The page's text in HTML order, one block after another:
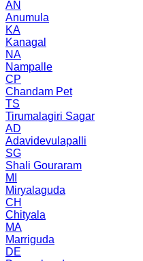
AN
Anumula
KA
Kanagal
NA
Nampalle
CP
Chandam Pet
TS
Tirumalagiri Sagar
AD
Adavidevulapalli
SG
Shali Gouraram
MI
Miryalaguda
CH
Chityala
MA
Marriguda
DE